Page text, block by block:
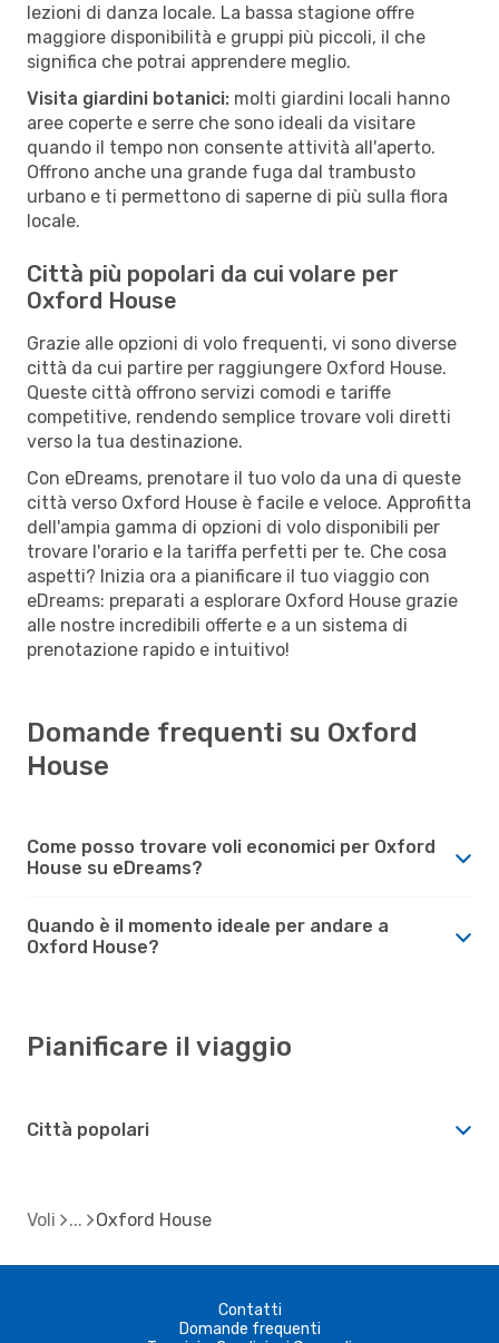
lezioni di danza locale. La bassa stagione offre
maggiore disponibilità e gruppi più piccoli, il che
significa che potrai apprendere meglio.
Visita giardini botanici: molti giardini locali hanno
aree coperte e serre che sono ideali da visitare
quando il tempo non consente attività all'aperto.
Offrono anche una grande fuga dal trambusto
urbano e ti permettono di saperne di più sulla flora
locale.
Città più popolari da cui volare per
Oxford House
Grazie alle opzioni di volo frequenti, vi sono diverse
città da cui partire per raggiungere Oxford House.
Queste città offrono servizi comodi e tariffe
competitive, rendendo semplice trovare voli diretti
verso la tua destinazione.
Con eDreams, prenotare il tuo volo da una di queste
città verso Oxford House è facile e veloce. Approfitta
dell'ampia gamma di opzioni di volo disponibili per
trovare l'orario e la tariffa perfetti per te. Che cosa
aspetti? Inizia ora a pianificare il tuo viaggio con
eDreams: preparati a esplorare Oxford House grazie
alle nostre incredibili offerte e a un sistema di
prenotazione rapido e intuitivo!
Domande frequenti su Oxford
House
Come posso trovare voli economici per Oxford
House su eDreams?
Quando è il momento ideale per andare a
Oxford House?
Pianificare il viaggio
Città popolari
Voli Oxford House
Contatti
Domande frequenti